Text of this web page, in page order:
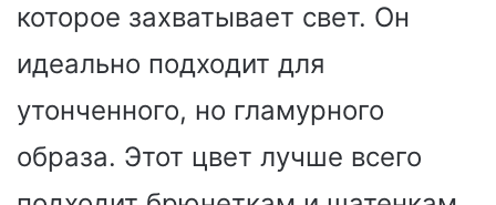
которое захватывает свет. Он
идеально подходит для
утонченного, но гламурного
образа. Этот цвет лучше всего